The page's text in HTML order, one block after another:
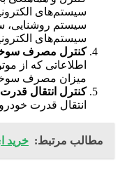
سیستم‌های
سیستم‌های
کنترل مصرف
اطلاعاتی که از
میزان مصرف
کنترل انتقال
انتقال قدرت
مطالب مرتبط: خرید